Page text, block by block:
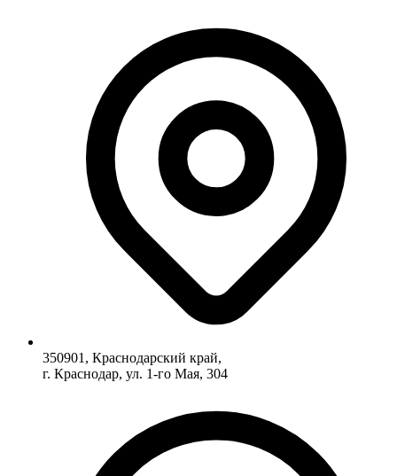
350901, Краснодарский край,
г. Краснодар, ул. 1-го Мая, 304